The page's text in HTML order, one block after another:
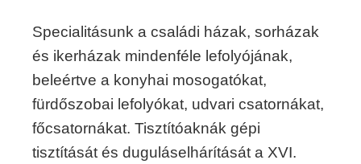
Specialitásunk a családi házak, sorházak
és ikerházak mindenféle lefolyójának,
beleértve a konyhai mosogatókat,
fürdőszobai lefolyókat, udvari csatornákat,
főcsatornákat. Tisztítóaknák gépi
tisztítását és duguláselhárítását a XVI.